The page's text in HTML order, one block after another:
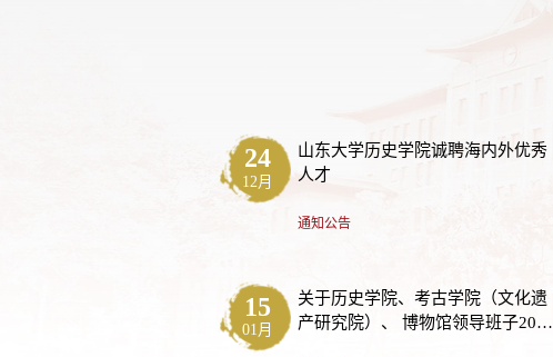
24
12月
山东大学历史学院诚聘海内外优秀
人才
通知公告
15
01月
关于历史学院、考古学院（文化遗
产研究院）、 博物馆领导班子2025